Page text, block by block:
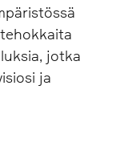
jotka
ja